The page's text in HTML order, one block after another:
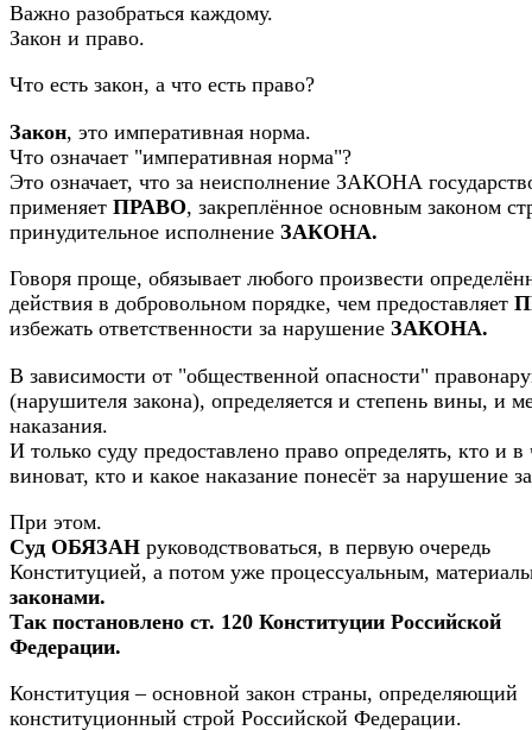
Важно разобраться каждому.
Закон и право.
Что есть закон, а что есть право?
Закон, это императивная норма.
Что означает "императивная норма"?
Это означает, что за неисполнение ЗАКОНА
применяет ПРАВО, закреплённое основным законом
принудительное исполнение ЗАКОНА.
Говоря проще, обязывает любого произвести
действия в добровольном порядке, чем предоставляет
избежать ответственности за нарушение ЗАКОНА.
В зависимости от "общественной опасности"
(нарушителя закона), определяется и степень вины, и
наказания.
И только суду предоставлено право определять, кто и в
виноват, кто и какое наказание понесёт за нарушение
При этом.
Суд ОБЯЗАН руководствоваться, в первую очередь
Конституцией, а потом уже процессуальным,
законами.
Так постановлено ст. 120 Конституции Российской
Федерации.
Конституция – основной закон страны, определяющий
конституционный строй Российской Федерации.